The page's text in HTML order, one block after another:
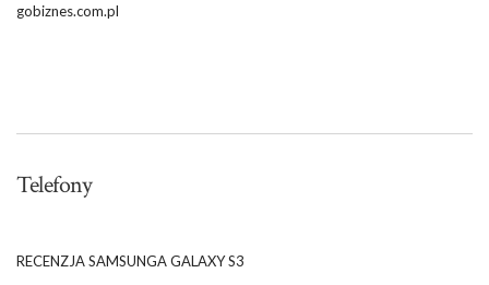
gobiznes.com.pl
Telefony
RECENZJA SAMSUNGA GALAXY S3